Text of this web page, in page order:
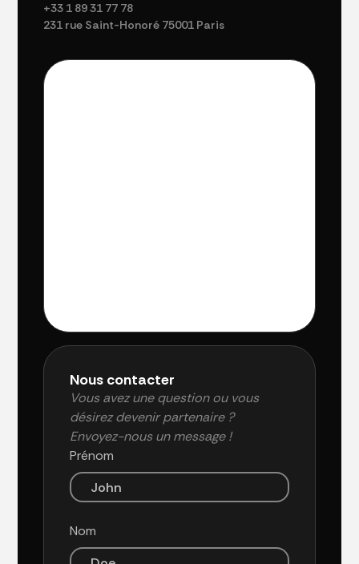
+33 1 89 31 77 78
231 rue Saint-Honoré 75001 Paris
Nous contacter
Vous avez une question ou vous
désirez devenir partenaire ?
Envoyez-nous un message !
Prénom
Nom